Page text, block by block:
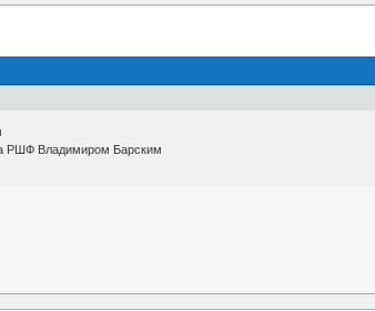
РШФ Владимиром Барским